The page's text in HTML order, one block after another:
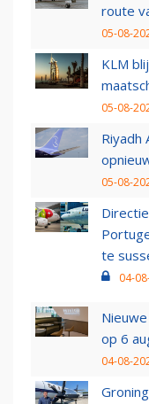
route
05-08-
KLM
05-08-
Riyadh
05-08-
te
04-
op 6
04-08-